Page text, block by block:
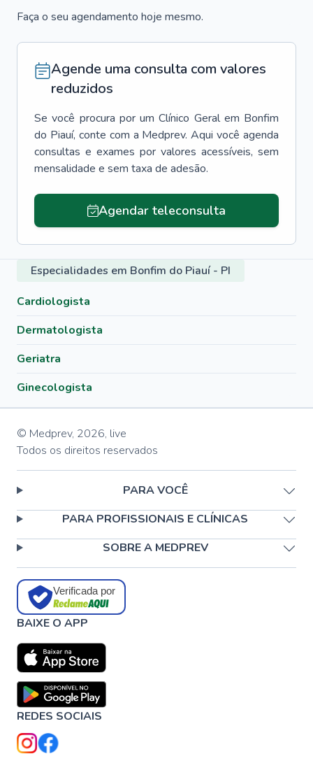
Faça o seu agendamento hoje mesmo.
Agende uma consulta com valores
reduzidos
Se você procura por um Clínico Geral em Bonfim
do Piauí, conte com a Medprev. Aqui você agenda
consultas e exames por valores acessíveis, sem
mensalidade e sem taxa de adesão.
Agendar teleconsulta
Especialidades em Bonfim do Piauí - PI
Cardiologista
Dermatologista
Geriatra
Ginecologista
© Medprev, 2026, live
Todos os direitos reservados
PARA VOCÊ
PARA PROFISSIONAIS E CLÍNICAS
SOBRE A MEDPREV
Verificada por
BAIXE O APP
REDES SOCIAIS